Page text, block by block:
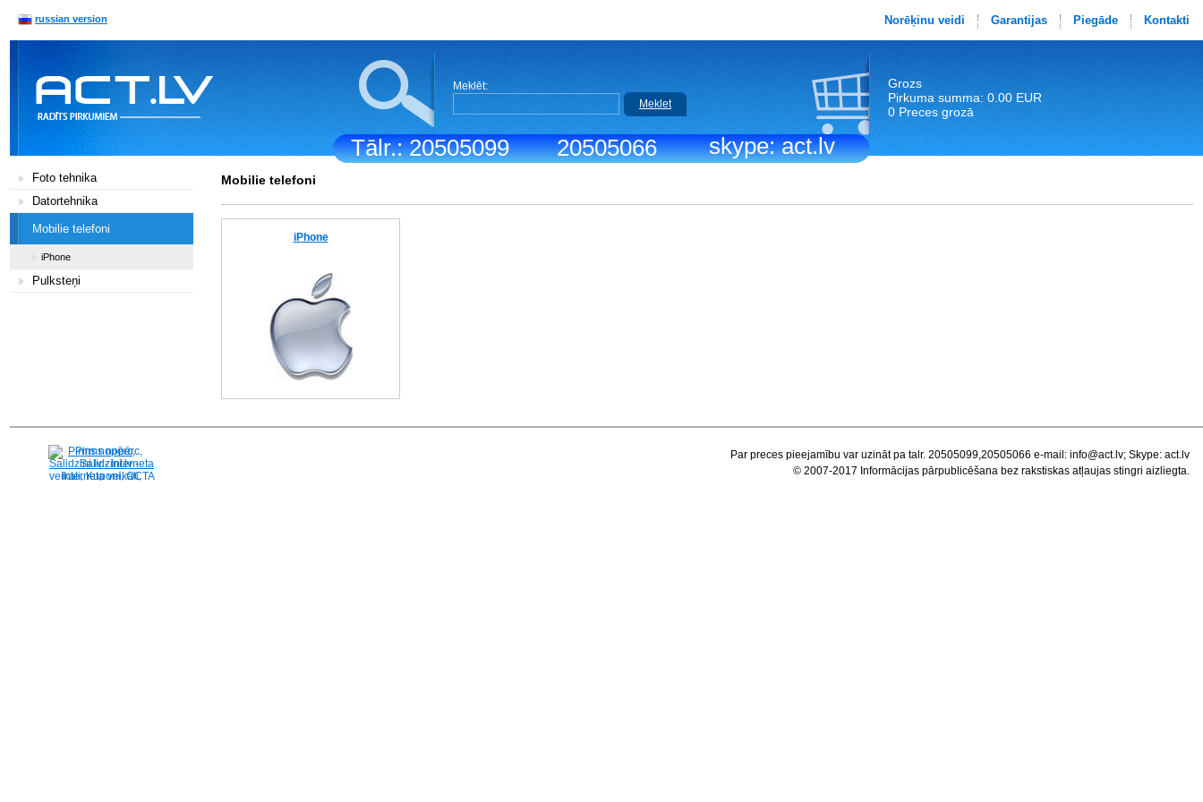
Tālr.: 20505099 20505066 skype: act.lv
russian version Norēķinu veidi Garantijas Piegāde Kontakti
Meklēt:
Meklet
Grozs
Pirkuma summa: 0.00 EUR
0 Preces grozā
Foto tehnika
Datortehnika
Mobilie telefoni
iPhone
Pulksteņi
Mobilie telefoni
iPhone
Pirms nopērc,
Salidzini.lv - Interneta
veikali, Kuponi, OCTA
Par preces pieejamību var uzināt pa talr. 20505099,20505066 e-mail: info@act.lv; Skype: act.lv
© 2007-2017 Informācijas pārpublicēšana bez rakstiskas atļaujas stingri aizliegta.